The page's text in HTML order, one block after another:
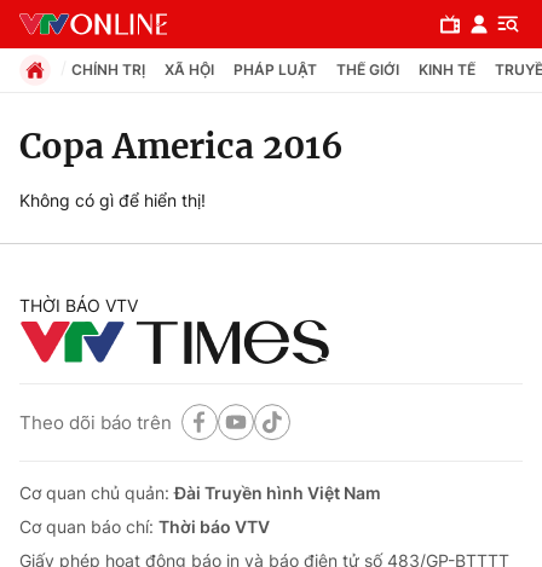
Chuyên mục
Chính trị
Xã hội
Thế giới
CHÍNH TRỊ XÃ HỘI PHÁP LUẬT THẾ GIỚI KINH TẾ
Copa America 2016
Không có gì để hiển thị!
THỜI BÁO VTV
Theo dõi báo trên
Cơ quan chủ quản:Đài Truyền hình Việt Nam
Cơ quan báo chí: Thời báo VTV
Giấy phép hoạt động báo in và báo điện tử số 483/GP-BTTTT